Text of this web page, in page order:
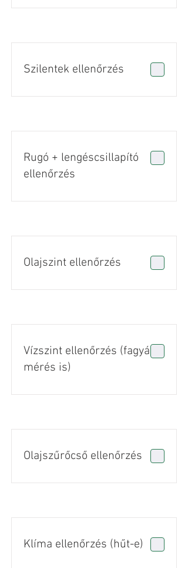
Szilentek ellenőrzés
Rugó + lengéscsillapító
ellenőrzés
Olajszint ellenőrzés
Vízszint ellenőrzés (fagyálló
mérés is)
Olajszűrőcső ellenőrzés
Klíma ellenőrzés (hűt-e)